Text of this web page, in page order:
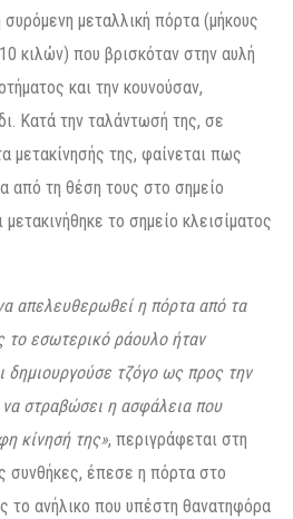
μεταλλική πόρτα (μήκους
κιλών) που βρισκόταν στην αυλή
και την κουνούσαν,
Κατά την ταλάντωσή της, σε
μετακίνησής της, φαίνεται πως
από τη θέση τους στο σημείο
το σημείο κλεισίματος
απελευθερωθεί η πόρτα από τα
το εσωτερικό ράουλο ήταν
δημιουργούσε τζόγο ως προς την
να στραβώσει η ασφάλεια που
κίνησή της», περιγράφεται στη
συνθήκες, έπεσε η πόρτα στο
το ανήλικο που υπέστη θανατηφόρα